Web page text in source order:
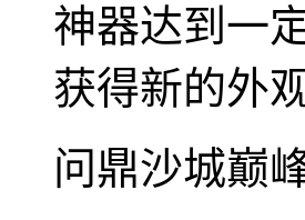
神器达到一
获得新的外
问鼎沙城巅